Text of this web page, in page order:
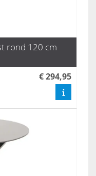
rond 120 cm
€ 294,95